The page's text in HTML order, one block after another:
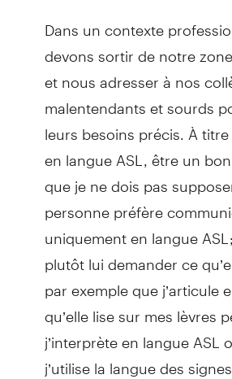
Dans un contexte
devons sortir de notre
et nous adresser à nos
malentendants et sourds
leurs besoins précis. À
en langue ASL, être un
que je ne dois pas
personne préfère
uniquement en langue
plutôt lui demander ce
par exemple que j’articule
qu’elle lise sur mes lèvres
j’interprète en langue ASL
j’utilise la langue des